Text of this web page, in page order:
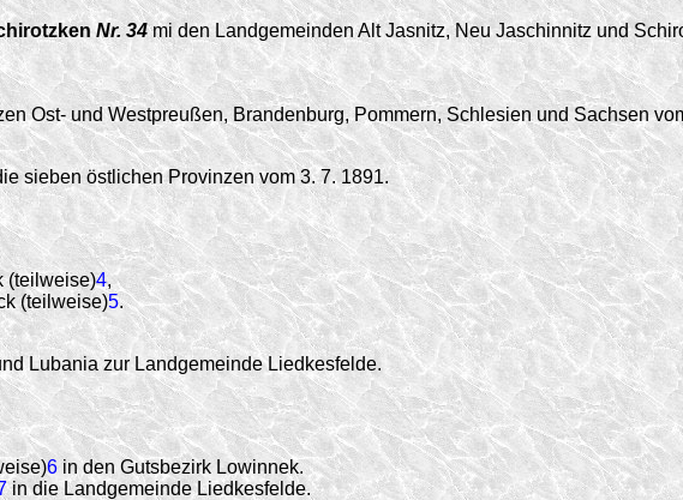
Nr. 34mi den Landgemeinden Alt Jasnitz, Neu Jaschinnitz und
Ost- und Westpreußen, Brandenburg, Pommern, Schlesien und Sachsen
sieben östlichen Provinzen vom 3. 7. 1891.
(teilweise)4,
(teilweise)5.
Lubania zur Landgemeinde Liedkesfelde.
6 in den Gutsbezirk Lowinnek.
in die Landgemeinde Liedkesfelde.